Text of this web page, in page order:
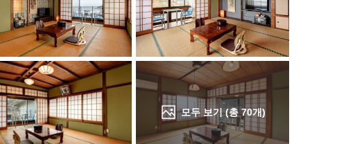
모두 보기 (총70개)